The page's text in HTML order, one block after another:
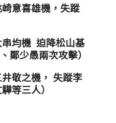
意喜雄機， 失蹤
串均機 迫降松山基
鄭少愚兩次攻擊）
井敬之機， 失蹤李
等三人）